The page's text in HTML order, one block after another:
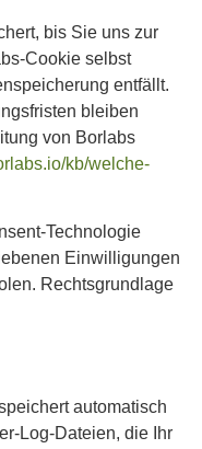
bis Sie uns zur
Cookie selbst
entfällt.
bleiben
von Borlabs
kb/welche-
Technologie
Einwilligungen
Rechtsgrundlage
automatisch
Log-Dateien, die Ihr